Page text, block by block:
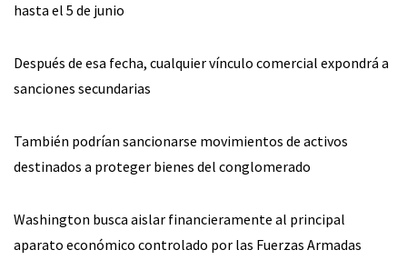
hasta el 5 de junio
Después de esa fecha, cualquier vínculo comercial expondrá a
sanciones secundarias
También podrían sancionarse movimientos de activos
destinados a proteger bienes del conglomerado
Washington busca aislar financieramente al principal
aparato económico controlado por las Fuerzas Armadas